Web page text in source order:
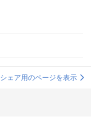
シェア用のページを表示